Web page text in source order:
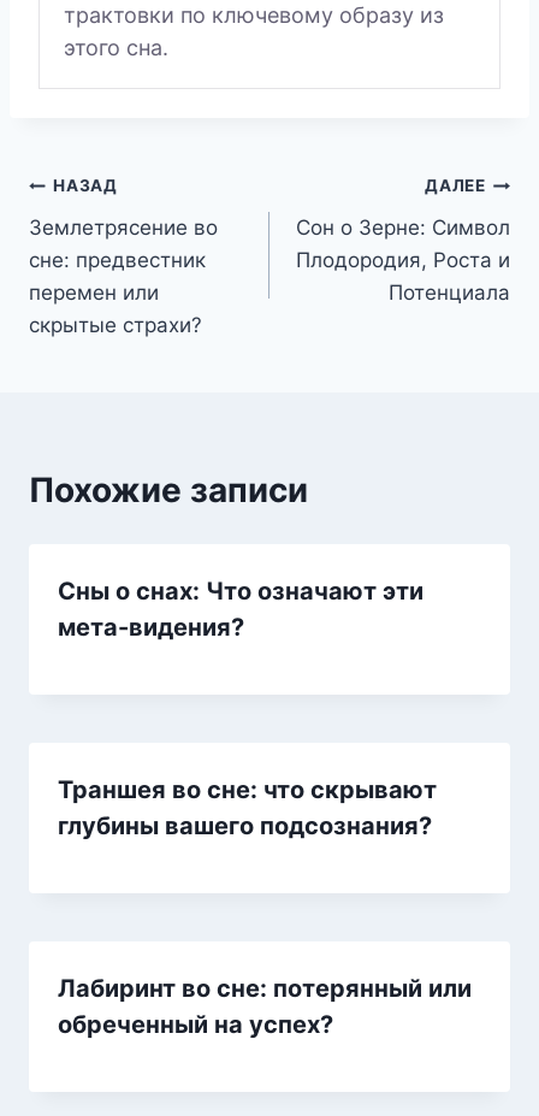
трактовки по ключевому образу из
этого сна.
Навигация
по
записям
НАЗАД
Землетрясение во
сне: предвестник
перемен или
скрытые страхи?
ДАЛЕЕ
Сон о Зерне: Символ
Плодородия, Роста и
Потенциала
Похожие записи
Сны о снах: Что означают эти
мета-видения?
Траншея во сне: что скрывают
глубины вашего подсознания?
Лабиринт во сне: потерянный или
обреченный на успех?